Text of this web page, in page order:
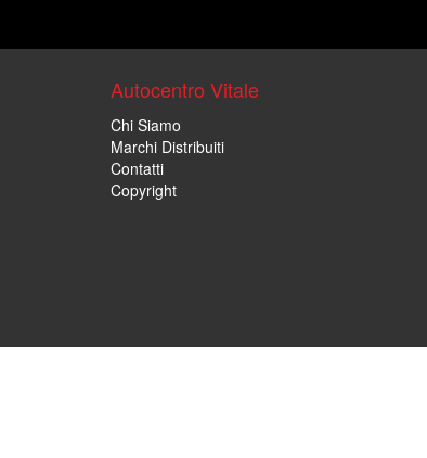
Autocentro Vitale
Chi Siamo
Marchi Distribuiti
Contatti
Copyright